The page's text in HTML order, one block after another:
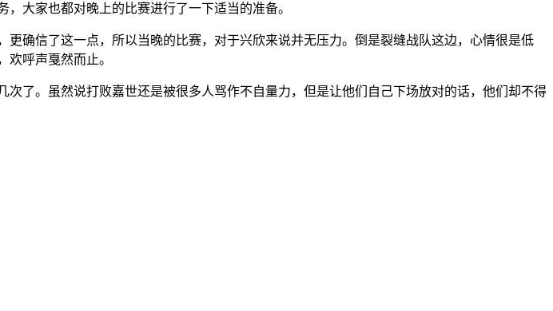
大家也都对晚上的比赛进行了一下适当的准备。
确信了这一点，所以当晚的比赛，对于兴欣来说并无压力。倒是裂缝战队这边，心情很是低
呼声戛然而止。
了。虽然说打败嘉世还是被很多人骂作不自量力，但是让他们自己下场放对的话，他们却不得